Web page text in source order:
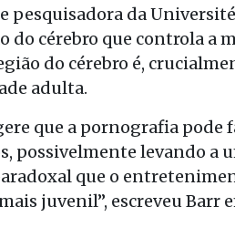
pesquisadora da
do cérebro que controla a
do cérebro é,
adulta.
que a pornografia pode
possivelmente levando
que o
juvenil”, escreveu Barr